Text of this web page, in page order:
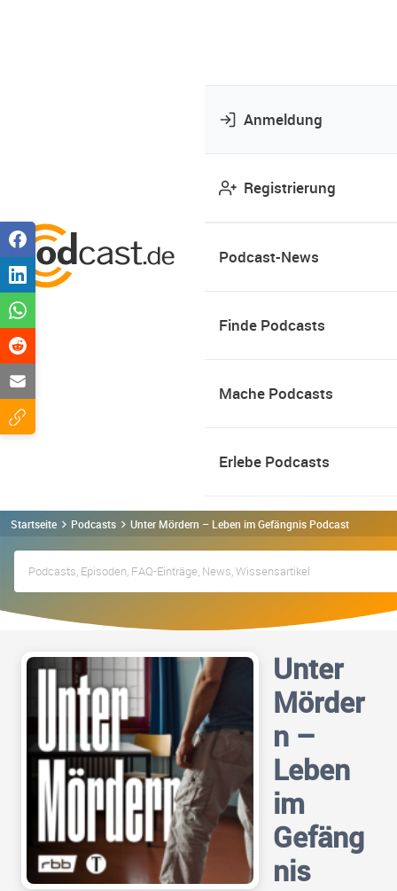
Anmeldung
Registrierung
Podcast-News
Finde Podcasts
Mache Podcasts
Erlebe Podcasts
Startseite Podcasts Unter Mördern – Leben im Gefängnis Podcast
Unter
Mörder
n –
Leben
im
Gefäng
nis